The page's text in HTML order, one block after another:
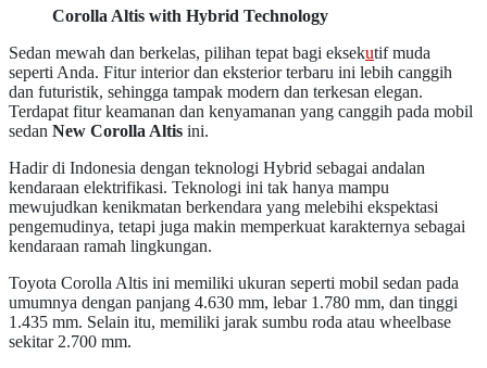
Corolla Altis with Hybrid Technology
Sedan mewah dan berkelas, pilihan tepat bagi eksekutif muda
seperti Anda. Fitur interior dan eksterior terbaru ini lebih canggih
dan futuristik, sehingga tampak modern dan terkesan elegan.
Terdapat fitur keamanan dan kenyamanan yang canggih pada mobil
sedan New Corolla Altis ini.
Hadir di Indonesia dengan teknologi Hybrid sebagai andalan
kendaraan elektrifikasi. Teknologi ini tak hanya mampu
mewujudkan kenikmatan berkendara yang melebihi ekspektasi
pengemudinya, tetapi juga makin memperkuat karakternya sebagai
kendaraan ramah lingkungan.
Toyota Corolla Altis ini memiliki ukuran seperti mobil sedan pada
umumnya dengan panjang 4.630 mm, lebar 1.780 mm, dan tinggi
1.435 mm. Selain itu, memiliki jarak sumbu roda atau wheelbase
sekitar 2.700 mm.